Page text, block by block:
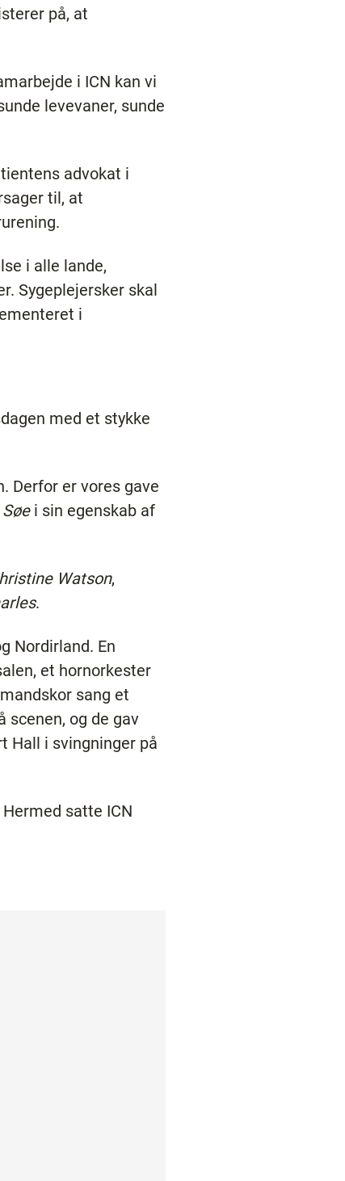
på, at
i ICN kan vi
levevaner, sunde
advokat i
til, at
i alle lande,
Sygeplejersker skal
i
med et stykke
Derfor er vores gave
i sin egenskab af
Watson,
.
Nordirland. En
et hornorkester
sang et
scenen, og de gav
Hall i svingninger på
satte ICN